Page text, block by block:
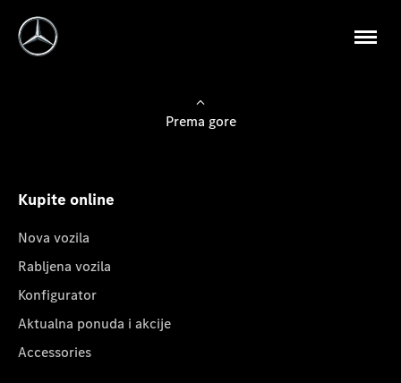
Prema gore
Kupite online
Nova vozila
Rabljena vozila
Konfigurator
Aktualna ponuda i akcije
Accessories